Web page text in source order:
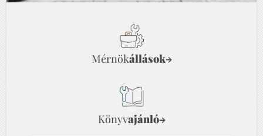
Mérnökállások→
Könyvajánló→